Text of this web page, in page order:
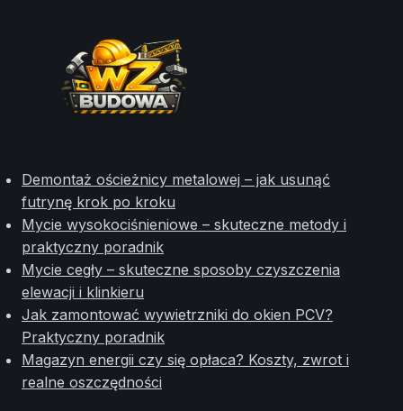
Demontaż ościeżnicy metalowej – jak usunąć
futrynę krok po kroku
Mycie wysokociśnieniowe – skuteczne metody i
praktyczny poradnik
Mycie cegły – skuteczne sposoby czyszczenia
elewacji i klinkieru
Jak zamontować wywietrzniki do okien PCV?
Praktyczny poradnik
Magazyn energii czy się opłaca? Koszty, zwrot i
realne oszczędności